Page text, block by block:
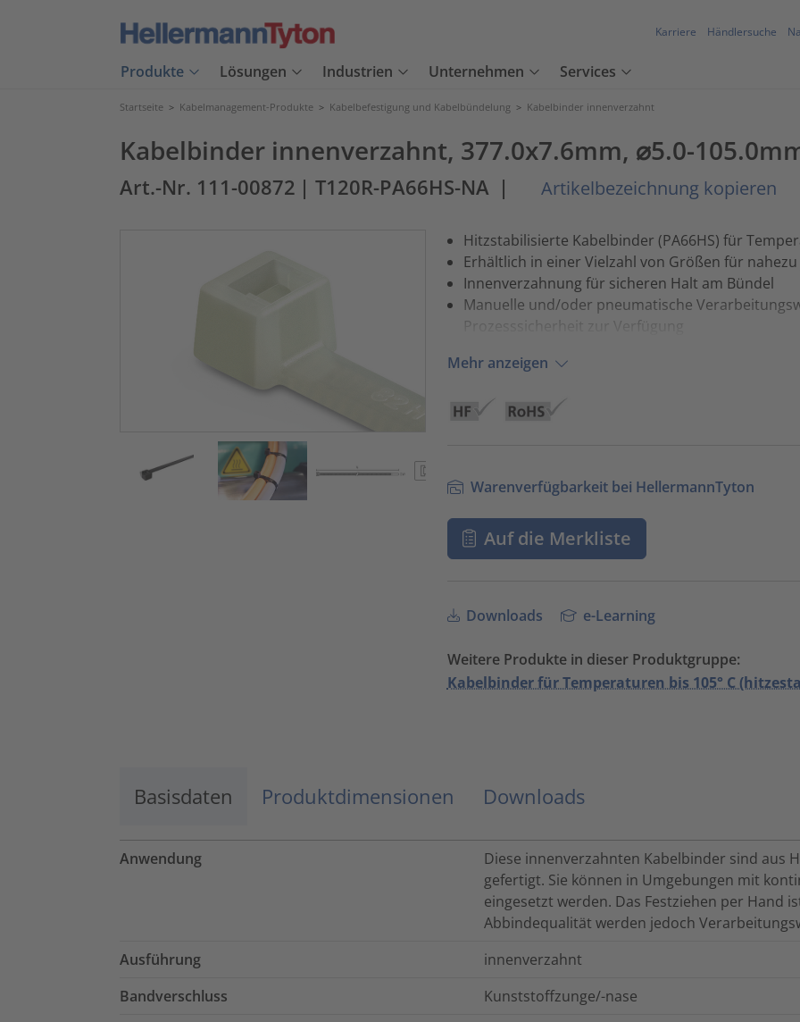
Karriere Händlersuche
Produkte Lösungen Industrien Unternehmen Services
Startseite > Kabelmanagement-Produkte > Kabelbefestigung und Kabelbündelung > Kabelbinder innenverzahnt
Kabelbinder innenverzahnt, 377.0x7.6mm, ⌀5.0-
Art.-Nr. 111-00872 | T120R-PA66HS-NA | Artikelbezeichnung kopieren
Hitzstabilisierte Kabelbinder (PA66HS) für
Erhältlich in einer Vielzahl von Größen für
Innenverzahnung für sicheren Halt am Bündel
Manuelle und/oder pneumatische
Prozesssicherheit zur Verfügung
Mehr anzeigen
Warenverfügbarkeit bei HellermannTyton
Auf die Merkliste
Downloads e-Learning
Weitere Produkte in dieser Produktgruppe:
Kabelbinder für Temperaturen bis 105° C
Basisdaten Produktdimensionen Downloads
Anwendung
Diese innenverzahnten Kabelbinder sind aus
gefertigt. Sie können in Umgebungen mit
eingesetzt werden. Das Festziehen per Hand
Abbindequalität werden jedoch
Ausführung
innenverzahnt
Bandverschluss
Kunststoffzunge/-nase